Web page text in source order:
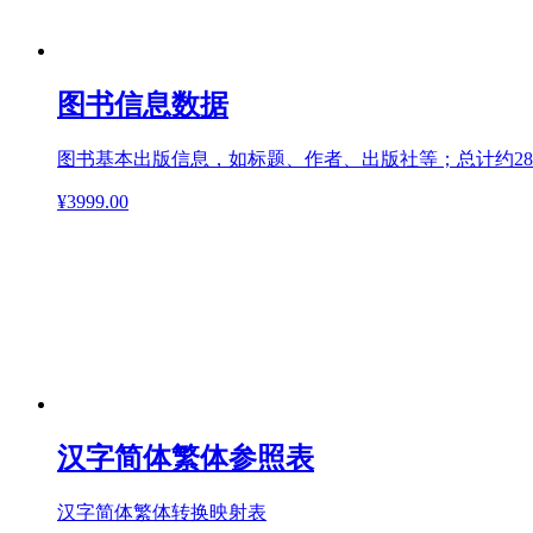
图书信息数据
图书基本出版信息，如标题、作者、出版社等；总计约
¥3999.00
汉字简体繁体参照表
汉字简体繁体转换映射表